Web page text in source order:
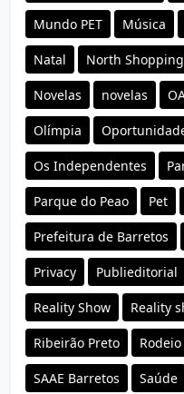
Mundo PET Música
Natal North
Novelas novelas
Olímpia
Os Independentes
Parque do Peao Pet
Prefeitura de Barretos
Privacy Publieditorial
Reality Show Reality
Ribeirão Preto Rodeio
SAAE Barretos Saúde